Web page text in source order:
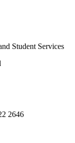
Student Services
2646